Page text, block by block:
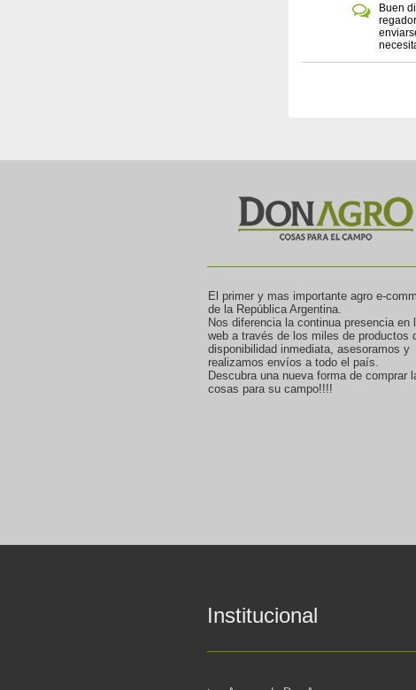
Buen
El primer y mas importante agro e-
de la República Argentina.
Nos diferencia la continua presencia en
web a través de los miles de productos
disponibilidad inmediata, asesoramos y
realizamos envíos a todo el país.
Descubra una nueva forma de comprar
cosas para su campo!!!!
Institucional